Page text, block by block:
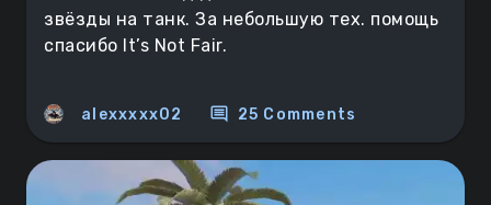
звёзды на танк. За небольшую тех. помощь
спасибо It’s Not Fair.
alexxxxx02 comment 25 Comments